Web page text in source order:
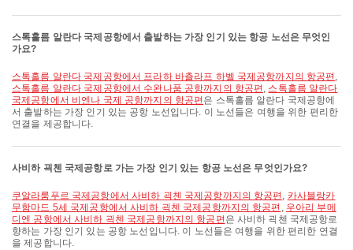
스톡홀름 알란다 국제공항에서 출발하는 가장 인기 있는 항공 노선은 무엇인
가요?
스톡홀름 알란다 국제공항에서 프라하 바츨라프 하벨 국제공항까지의 항공편 ,
스톡홀름 알란다 국제공항에서 수완나품 공항까지의 항공편 , 스톡홀름 알란다
국제공항에서 비엔나 국제 공항까지의 항공편 은 스톡홀름 알란다 국제공항에
서 출발하는 가장 인기 있는 공항 노선입니다. 이 노선들은 여행을 위한 편리한
연결을 제공합니다.
사비하 괵첸 국제공항로 가는 가장 인기 있는 항공 노선은 무엇인가요?
쿠알라룸푸르 국제공항에서 사비하 괵첸 국제공항까지의 항공편 , 카사블랑카
무함마드 5세 국제공항에서 사비하 괵첸 국제공항까지의 항공편 , 우아리 부메
디엔 공항에서 사비하 괵첸 국제공항까지의 항공편 은 사비하 괵첸 국제공항로
향하는 가장 인기 있는 공항 노선입니다. 이 노선들은 여행을 위한 편리한 연결
을 제공합니다.